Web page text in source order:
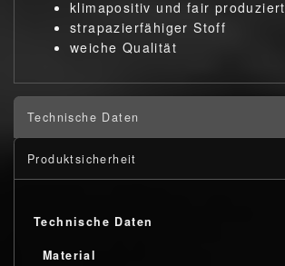
klimapositiv und fair produziert
strapazierfähiger Stoff
weiche Qualität
Technische Daten
Produktsicherheit
Technische Daten
Material